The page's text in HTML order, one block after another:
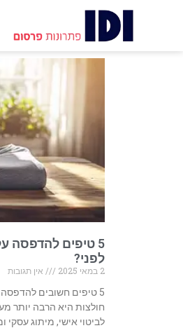
5 טיפים להדפסה
לפני?
2 במאי 2025
אין תגובות
5 טיפים חשובים
חולצות היא הרבה יותר
לביטוי אישי, מיתוג עסקי